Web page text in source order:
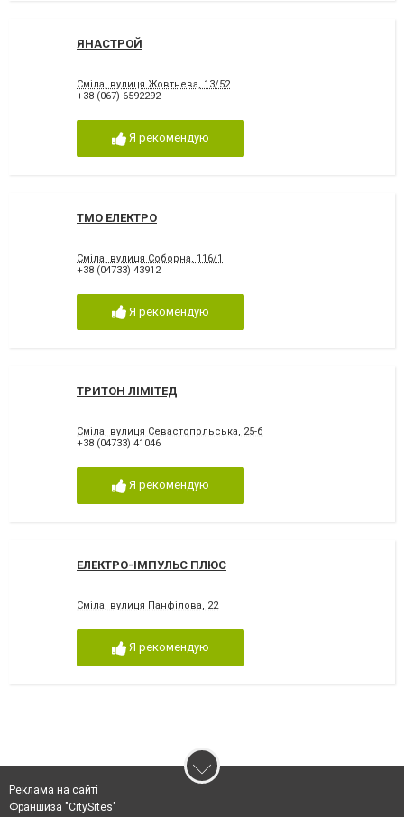
ЯНАСТРОЙ
Сміла, вулиця Жовтнева, 13/52
+38 (067) 6592292
Я рекомендую
ТМО ЕЛЕКТРО
Сміла, вулиця Соборна, 116/1
+38 (04733) 43912
Я рекомендую
ТРИТОН ЛІМІТЕД
Сміла, вулиця Севастопольська, 25-б
+38 (04733) 41046
Я рекомендую
ЕЛЕКТРО-ІМПУЛЬС ПЛЮС
Сміла, вулиця Панфілова, 22
Я рекомендую
Реклама на сайті
Франшиза "CitySites"